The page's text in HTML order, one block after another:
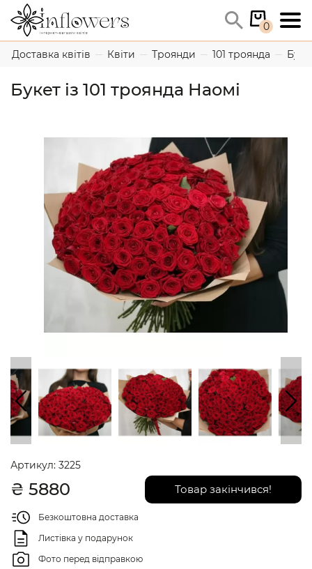
0
Доставка квітів Квіти Троянди 101 троянда
Букет із 101 троянда Наомі
Артикул: 3225
₴ 5880 Товар закінчився!
Безкоштовна доставка
Листівка у подарунок
Фото перед відправкою